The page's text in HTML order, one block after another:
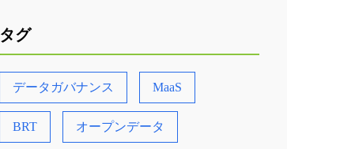
タグ
データガバナンス MaaS
BRT オープンデータ